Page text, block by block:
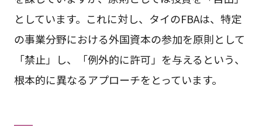
としています。これに対し、タイのFBAは、特定
の事業分野における外国資本の参加を原則として
「禁止」し、「例外的に許可」を与えるという、
根本的に異なるアプローチをとっています。